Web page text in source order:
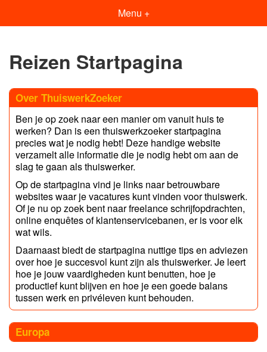
Menu +
Reizen Startpagina
Over ThuiswerkZoeker
Ben je op zoek naar een manier om vanuit huis te
werken? Dan is een thuiswerkzoeker startpagina
precies wat je nodig hebt! Deze handige website
verzamelt alle informatie die je nodig hebt om aan de
slag te gaan als thuiswerker.
Op de startpagina vind je links naar betrouwbare
websites waar je vacatures kunt vinden voor thuiswerk.
Of je nu op zoek bent naar freelance schrijfopdrachten,
online enquêtes of klantenservicebanen, er is voor elk
wat wils.
Daarnaast biedt de startpagina nuttige tips en adviezen
over hoe je succesvol kunt zijn als thuiswerker. Je leert
hoe je jouw vaardigheden kunt benutten, hoe je
productief kunt blijven en hoe je een goede balans
tussen werk en privéleven kunt behouden.
Europa